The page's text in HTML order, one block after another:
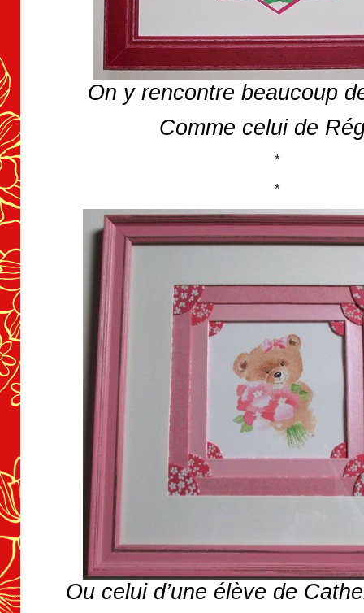
On y rencontre beaucoup
Comme celui de
*
*
Ou celui d’une élève de